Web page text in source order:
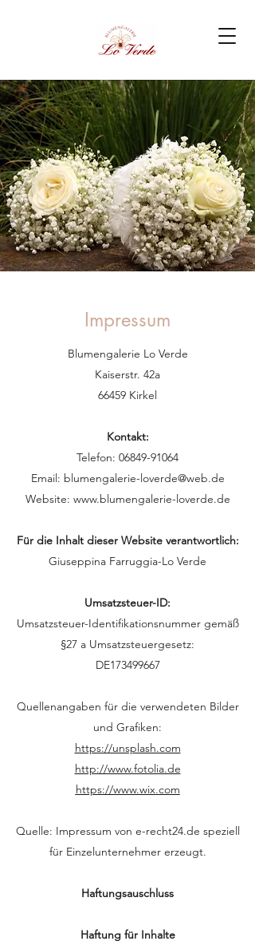
Impressum
Blumengalerie Lo Verde
Kaiserstr. 42a
66459 Kirkel
Kontakt:
Telefon: 06849-91064
Email: blumengalerie-loverde@web.de
Website: www.blumengalerie-loverde.de
Für die Inhalt dieser Website verantwortlich:
Giuseppina Farruggia-Lo Verde
Umsatzsteuer-ID:
Umsatzsteuer-Identifikationsnummer gemäß
§27 a Umsatzsteuergesetz:
DE173499667
Quellenangaben für die verwendeten Bilder
und Grafiken:
https://unsplash.com
http://www.fotolia.de
https://www.wix.com
Quelle: Impressum von e-recht24.de speziell
für Einzelunternehmer erzeugt.
Haftungsauschluss
Haftung für Inhalte